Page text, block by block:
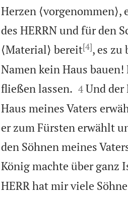
Herzen ⟨vorgenommen⟩,
des HERRN und für den
⟨Material⟩ bereit[4], es zu
Namen kein Haus
fließen lassen.
4 Und der
Haus meines Vaters
er zum Fürsten erwählt
den Söhnen meines
König machte über ganz
HERR hat mir viele